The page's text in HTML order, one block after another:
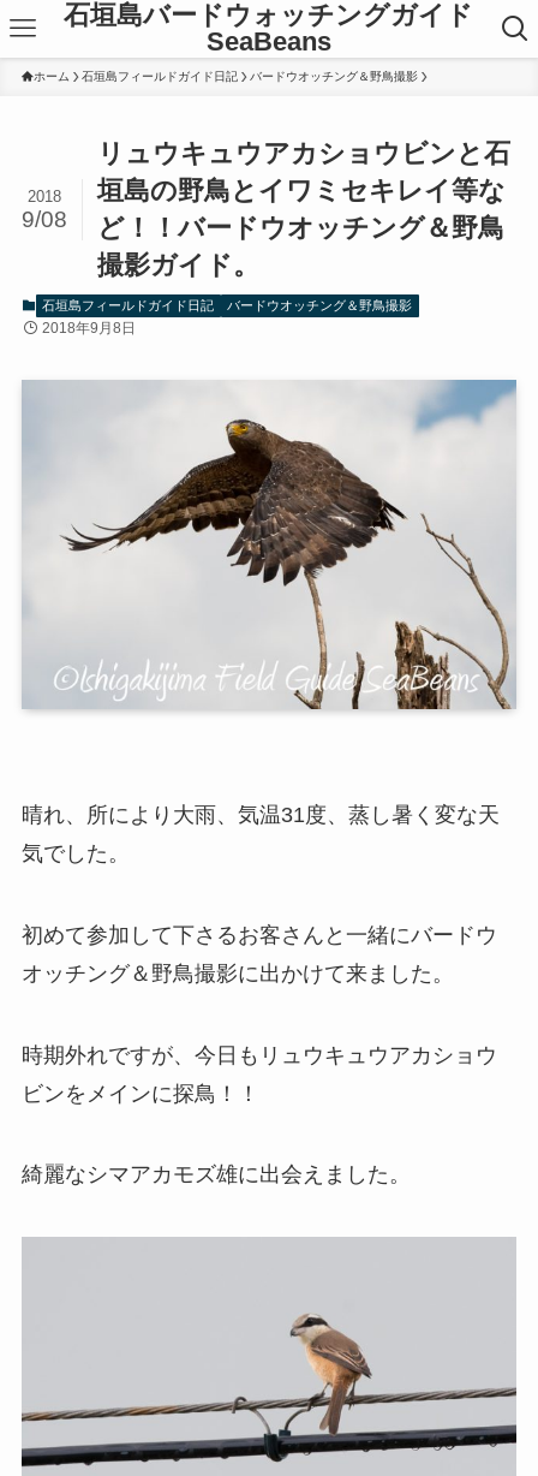
石垣島バードウォッチングガイド
SeaBeans
ホーム 石垣島フィールドガイド日記 バードウオッチング＆野鳥撮影
リュウキュウアカショウビンと石
垣島の野鳥とイワミセキレイ等な
ど！！バードウオッチング＆野鳥
撮影ガイド。
2018
9/08
石垣島フィールドガイド日記 バードウオッチング＆野鳥撮影
2018年9月8日
晴れ、所により大雨、気温31度、蒸し暑く変な天
気でした。
初めて参加して下さるお客さんと一緒にバードウ
オッチング＆野鳥撮影に出かけて来ました。
時期外れですが、今日もリュウキュウアカショウ
ビンをメインに探鳥！！
綺麗なシマアカモズ雄に出会えました。